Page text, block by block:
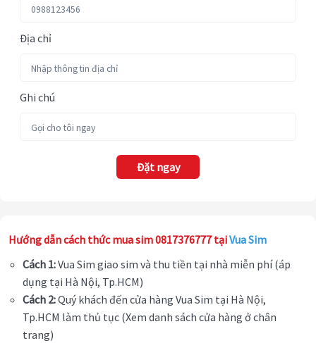
Địa chỉ
Ghi chú
Đặt ngay
Hướng dẫn cách thức mua sim 0817376777 tạiVua Sim
Cách 1:Vua Sim giao sim và thu tiền tại nhà miễn phí (áp
dụng tại Hà Nội, Tp.HCM)
Cách 2:Quý khách đến cửa hàng Vua Sim tại Hà Nội,
Tp.HCM làm thủ tục (Xem danh sách cửa hàng ở chân
trang)